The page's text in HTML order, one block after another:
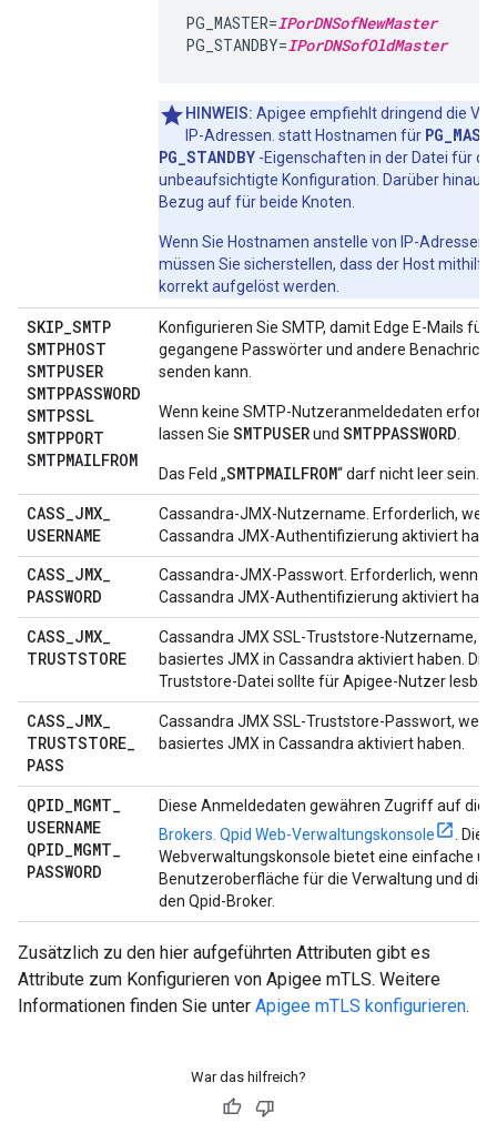
PG_MASTER=IPorDNSofNewMaster
PG_STANDBY=IPorDNSofOldMaster
HINWEIS: Apigee empfiehlt dringend die
IP-Adressen. statt Hostnamen für
PG_STANDBY -Eigenschaften in der Datei für die
unbeaufsichtigte Konfiguration. Darüber hinaus
Bezug auf für beide Knoten.
Wenn Sie Hostnamen anstelle von IP-Adressen
müssen Sie sicherstellen, dass der Host mithilfe
korrekt aufgelöst werden.
SKIP_SMTP
SMTPHOST
SMTPUSER
SMTPPASSWORD
SMTPSSL
SMTPPORT
SMTPMAILFROM
Konfigurieren Sie SMTP, damit Edge E-Mails für
gegangene Passwörter und andere
senden kann.
Wenn keine SMTP-Nutzeranmeldedaten
lassen Sie SMTPUSERund SMTPPASSWORD
Das Feld „SMTPMAILFROM“ darf nicht leer sein.
CASS_JMX_
USERNAME
Cassandra-JMX-Nutzername. Erforderlich,
Cassandra JMX-Authentifizierung aktiviert
CASS_JMX_
PASSWORD
Cassandra-JMX-Passwort. Erforderlich, wenn
Cassandra JMX-Authentifizierung aktiviert
CASS_JMX_
TRUSTSTORE
Cassandra JMX SSL-Truststore-Nutzername,
basiertes JMX in Cassandra aktiviert haben. Die
Truststore-Datei sollte für Apigee-Nutzer lesbar
CASS_JMX_
TRUSTSTORE_
PASS
Cassandra JMX SSL-Truststore-Passwort,
basiertes JMX in Cassandra aktiviert haben.
QPID_MGMT_
USERNAME
QPID_MGMT_
PASSWORD
Diese Anmeldedaten gewähren Zugriff auf die
Brokers. Qpid Web-Verwaltungskonsole
. Die
Webverwaltungskonsole bietet eine einfache
Benutzeroberfläche für die Verwaltung und die
den Qpid-Broker.
Zusätzlich zu den hier aufgeführten Attributen gibt es
Attribute zum Konfigurieren von Apigee mTLS. Weitere
Informationen finden Sie unter Apigee mTLS konfigurieren.
War das hilfreich?